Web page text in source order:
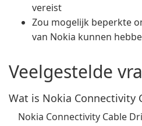
vereist
Zou mogelijk beperkte
van Nokia kunnen
Veelgestelde
Wat is Nokia Connectivity
Nokia Connectivity Cable